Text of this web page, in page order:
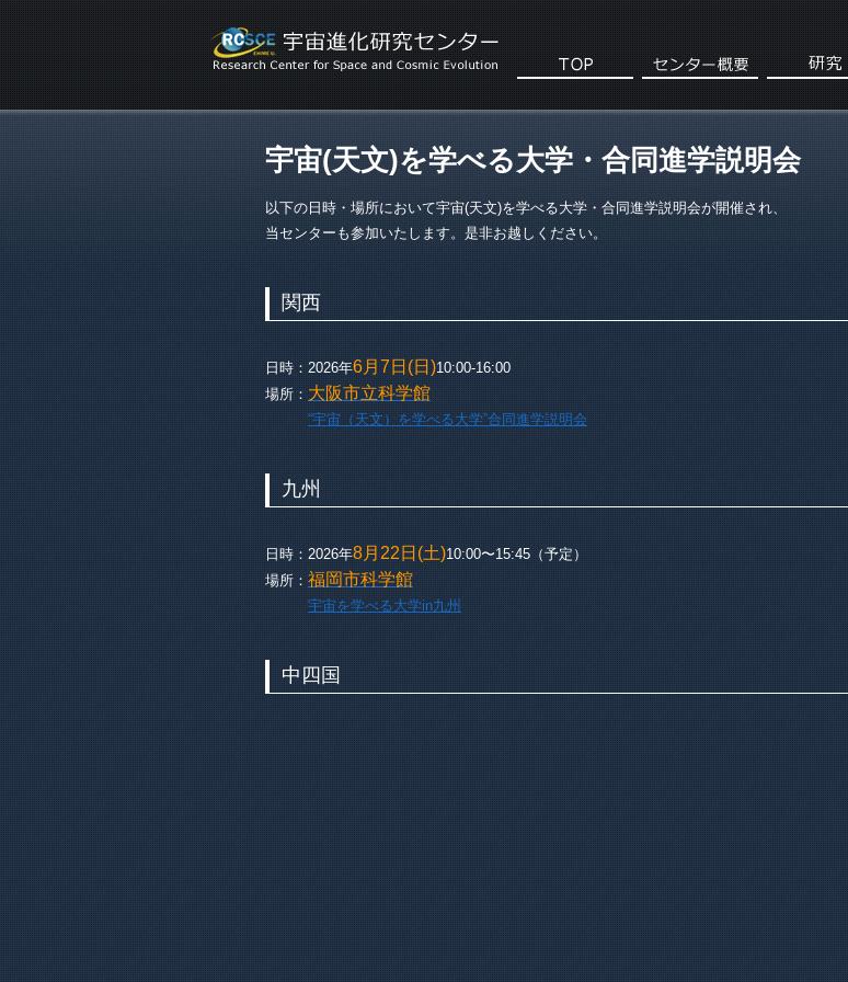
宇宙(天文)を学べる大学・合同進学説明会
以下の日時・場所において宇宙(天文)を学べる大学・合同進学説明会が開催され、
当センターも参加いたします。是非お越しください。
関西
日時：2026年6月7日(日)10:00-16:00
場所： 大阪市立科学館
“宇宙（天文）を学べる大学”合同進学説明会
九州
日時：2026年8月22日(土)10:00〜15:45（予定）
場所： 福岡市科学館
宇宙を学べる大学in九州
中四国